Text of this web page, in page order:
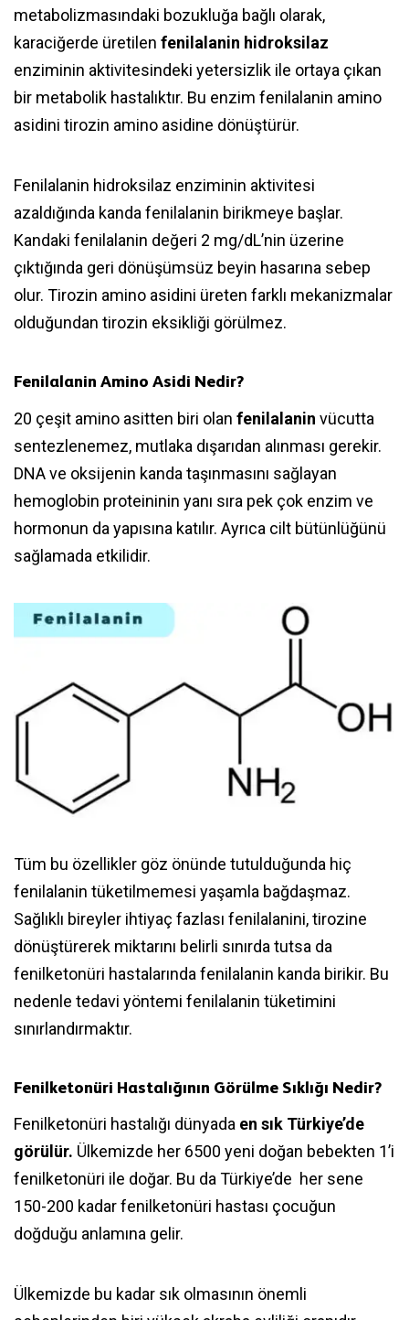
metabolizmasındaki bozukluğa bağlı olarak,
karaciğerde üretilen fenilalanin hidroksilaz
enziminin aktivitesindeki yetersizlik ile ortaya çıkan
bir metabolik hastalıktır. Bu enzim fenilalanin amino
asidini tirozin amino asidine dönüştürür.
Fenilalanin hidroksilaz enziminin aktivitesi
azaldığında kanda fenilalanin birikmeye başlar.
Kandaki fenilalanin değeri 2 mg/dL’nin üzerine
çıktığında geri dönüşümsüz beyin hasarına sebep
olur. Tirozin amino asidini üreten farklı mekanizmalar
olduğundan tirozin eksikliği görülmez.
Fenilalanin Amino Asidi Nedir?
20 çeşit amino asitten biri olan fenilalanin vücutta
sentezlenemez, mutlaka dışarıdan alınması gerekir.
DNA ve oksijenin kanda taşınmasını sağlayan
hemoglobin proteininin yanı sıra pek çok enzim ve
hormonun da yapısına katılır. Ayrıca cilt bütünlüğünü
sağlamada etkilidir.
Tüm bu özellikler göz önünde tutulduğunda hiç
fenilalanin tüketilmemesi yaşamla bağdaşmaz.
Sağlıklı bireyler ihtiyaç fazlası fenilalanini, tirozine
dönüştürerek miktarını belirli sınırda tutsa da
fenilketonüri hastalarında fenilalanin kanda birikir. Bu
nedenle tedavi yöntemi fenilalanin tüketimini
sınırlandırmaktır.
Fenilketonüri Hastalığının Görülme Sıklığı Nedir?
Fenilketonüri hastalığı dünyada en sık Türkiye’de
görülür. Ülkemizde her 6500 yeni doğan bebekten 1’i
fenilketonüri ile doğar. Bu da Türkiye’de her sene
150-200 kadar fenilketonüri hastası çocuğun
doğduğu anlamına gelir.
Ülkemizde bu kadar sık olmasının önemli